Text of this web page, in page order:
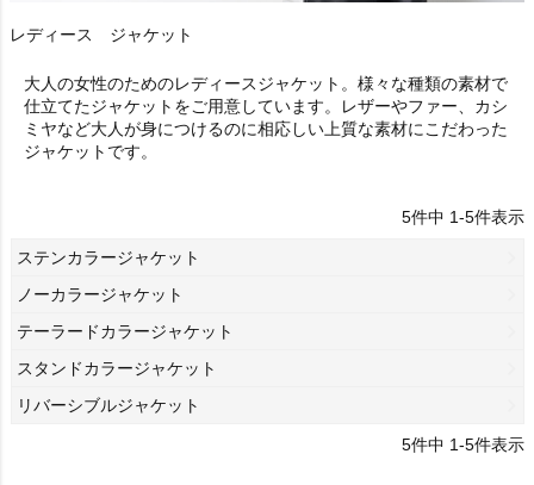
レディース ジャケット
大人の女性のためのレディースジャケット。様々な種類の素材で
仕立てたジャケットをご用意しています。レザーやファー、カシ
ミヤなど大人が身につけるのに相応しい上質な素材にこだわった
ジャケットです。
5件中 1-5件表示
ステンカラージャケット
ノーカラージャケット
テーラードカラージャケット
スタンドカラージャケット
リバーシブルジャケット
5件中 1-5件表示